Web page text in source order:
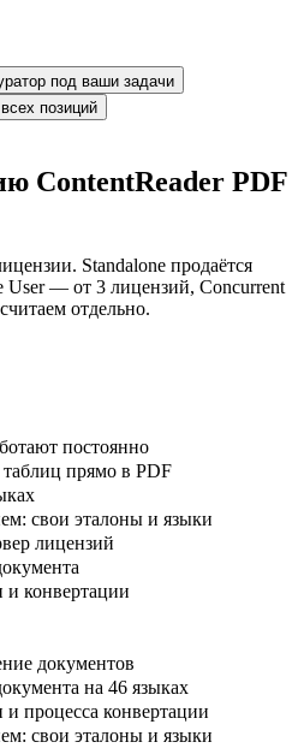
под ваши задачи
позиций
ContentReader PDF
Standalone продаётся
User — от 3 лицензий, Concurrent
отдельно.
постоянно
таблиц прямо в PDF
свои эталоны и языки
лицензий
конвертации
документов
на 46 языках
процесса конвертации
свои эталоны и языки